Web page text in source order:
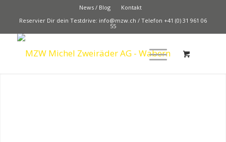
News / Blog
Kontakt
Reservier Dir dein Testdrive: info@mzw.ch / Telefon +41 (0) 31 961 06
55